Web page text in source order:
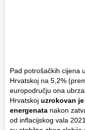
Pad potrošačkih cijena
Hrvatskoj na 5,2%
europodručju ona
Hrvatskoj uzrokovan
energenata nakon
od inflacijskog vala